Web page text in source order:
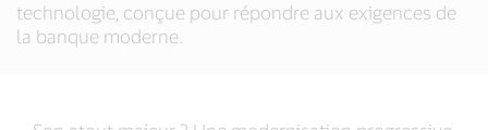
technologie, conçue pour répondre aux exigences de
la banque moderne.